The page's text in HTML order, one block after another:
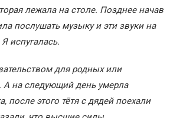
лежала на столе. Позднее начав
послушать музыку и эти звуки на
испугалась.
для родных или
А на следующий день умерла
после этого тётя с дядей поехали